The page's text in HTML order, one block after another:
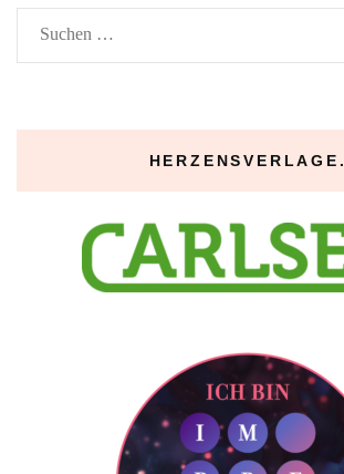
Suchen
nach:
HERZENSVERLAGE.